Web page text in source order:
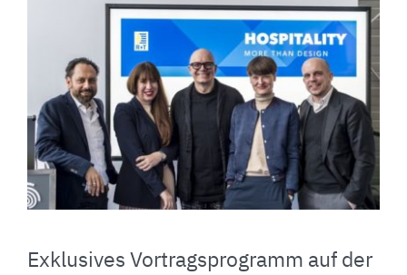
Exklusives Vortragsprogramm auf der